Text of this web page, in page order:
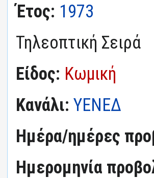
Έτος: 1973
Τηλεοπτική Σειρά
Είδος: Κωμική
Κανάλι: ΥΕΝΕΔ
Ημέρα/ημέρες
Ημερομηνία